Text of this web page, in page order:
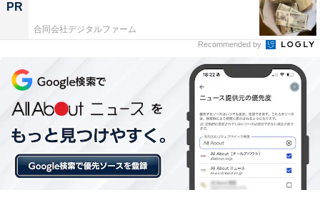
今後について、「とにかくお金を増やす。貯金してもな
かなか増えないので、NISAなどで積み立てて増やせてい
現在行っている家計のやりくりのポイントを聞くと、
「深夜電力を使っての、乾燥機の使用。買い物は極力1
人で。家族全員と行くといらない色々なものを購入しな
いとならないから。価格を比べて安ければアマゾン利
用。シャンプー1つでも」と教えてくれました。
PR
合同会社デジタルファーム
Recommended by